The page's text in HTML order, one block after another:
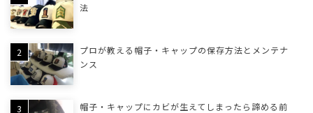
法
プロが教える帽子・キャップの保存方法とメンテナ
ンス
帽子・キャップにカビが生えてしまったら諦める前